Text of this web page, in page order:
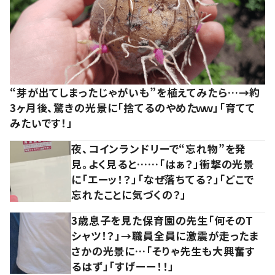
“芽が出てしまったじゃがいも”を植えてみたら…→約
3ヶ月後、驚きの光景に「捨てるのやめたｗｗ」「育てて
みたいです！」
夜、コインランドリーで“忘れ物”を発
見。よく見ると……「はぁ？」衝撃の光景
に「エーッ！？」「なぜ落ちてる？」「どこで
忘れたことに気づくの？」
3歳息子を見た保育園の先生「何そのT
シャツ！？」→職員全員に激震が走ったま
さかの光景に…「そりゃ先生も大興奮す
るはず」「すげーー！！」